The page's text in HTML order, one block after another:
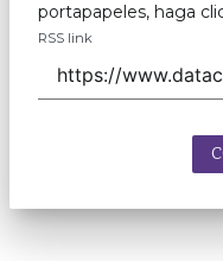
portapapeles, haga
RSS link